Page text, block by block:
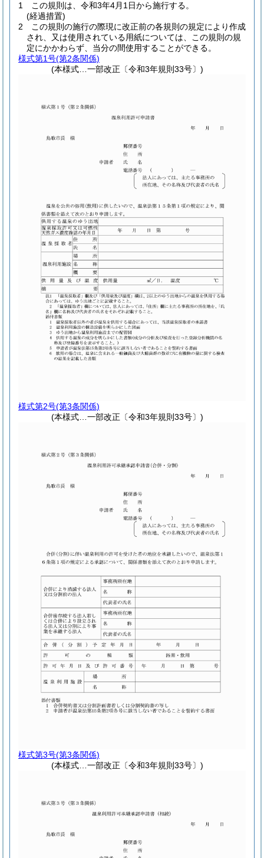
1
この規則は、令和3年4月1日から施行する。
(経過措置)
2
この規則の施行の際現に改正前の各規則の規定により作成
され、又は使用されている用紙については、この規則の規
定にかかわらず、当分の間使用することができる。
様式第1号(第2条関係)
(本様式…一部改正〔令和3年規則33号〕)
様式第2号(第3条関係)
(本様式…一部改正〔令和3年規則33号〕)
様式第3号(第3条関係)
(本様式…一部改正〔令和3年規則33号〕)